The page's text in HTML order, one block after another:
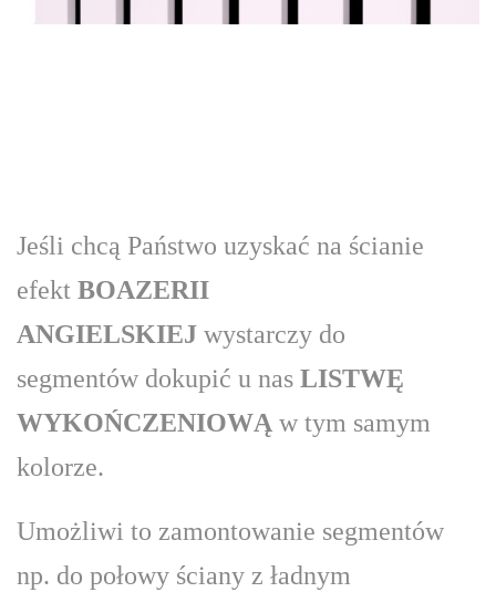
Jeśli chcą Państwo uzyskać na ścianie
efekt BOAZERII
ANGIELSKIEJ wystarczy do
segmentów dokupić u nas LISTWĘ
WYKOŃCZENIOWĄ w tym samym
kolorze.
Umożliwi to zamontowanie segmentów
np. do połowy ściany z ładnym